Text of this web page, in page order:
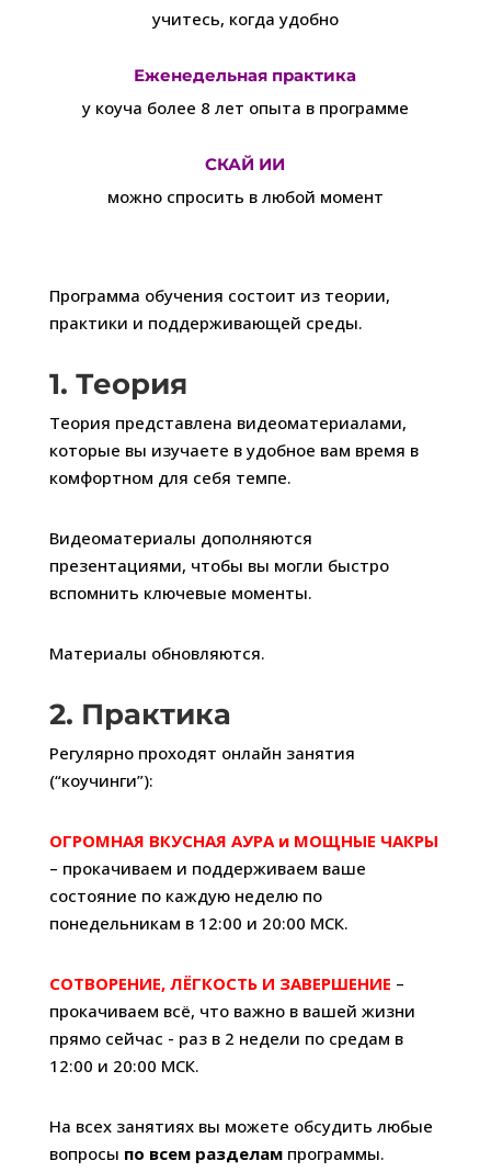
учитесь, когда удобно
Еженедельная практика
у коуча более 8 лет опыта в программе
СКАЙ ИИ
можно спросить в любой момент
Программа обучения состоит из теории,
практики и поддерживающей среды.
1. Теория
Теория представлена видеоматериалами,
которые вы изучаете в удобное вам время в
комфортном для себя темпе.
Видеоматериалы дополняются
презентациями, чтобы вы могли быстро
вспомнить ключевые моменты.
Материалы обновляются.
2. Практика
Регулярно проходят онлайн занятия
(“коучинги”):
ОГРОМНАЯ ВКУСНАЯ АУРА и МОЩНЫЕ ЧАКРЫ
– прокачиваем и поддерживаем ваше
состояние по каждую неделю по
понедельникам в 12:00 и 20:00 МСК.
СОТВОРЕНИЕ, ЛЁГКОСТЬ И ЗАВЕРШЕНИЕ –
прокачиваем всё, что важно в вашей жизни
прямо сейчас - раз в 2 недели по средам в
12:00 и 20:00 МСК.
На всех занятиях вы можете обсудить любые
вопросы по всем разделампрограммы.